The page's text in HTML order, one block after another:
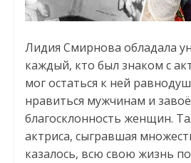
Лидия Смирнова обладала
каждый, кто был знаком с
мог остаться к ней
нравиться мужчинам и
благосклонность женщин.
актриса, сыгравшая
казалось, всю свою жизнь